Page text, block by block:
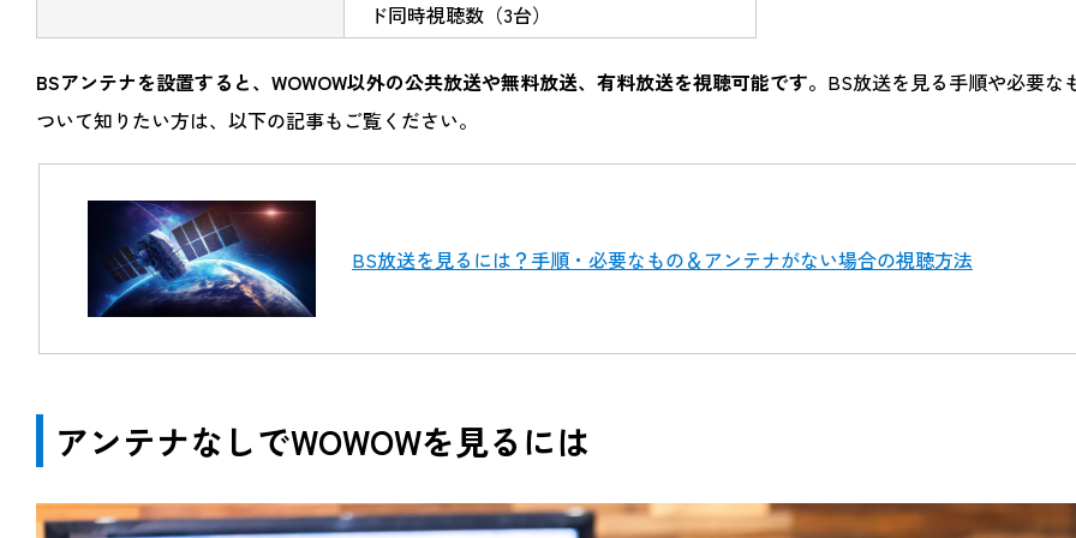
ド同時視聴数（3台）
BSアンテナを設置すると、WOWOW以外の公共放送や無料放送、有料放送を視聴可能です。 BS放送を見る手順や必要な
ついて知りたい方は、以下の記事もご覧ください。
BS放送を見るには？手順・必要なもの＆アンテナがない場合の視聴方法
アンテナなしでWOWOWを見るには